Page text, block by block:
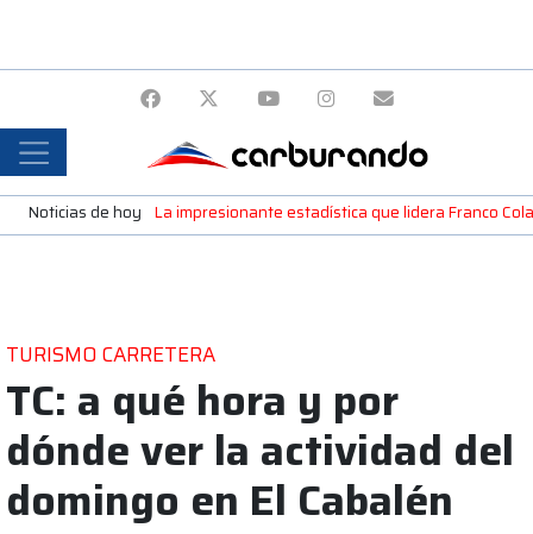
Noticias de hoy La impresionante estadística que lidera Franco
TURISMO CARRETERA
TC: a qué hora y por
dónde ver la actividad del
domingo en El Cabalén